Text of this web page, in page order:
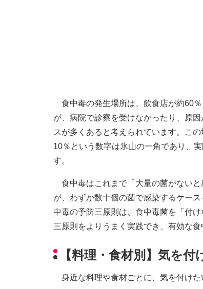
食中毒の発生場所は、飲食店が約60
が、病院で診察を受けなかったり、原
スが多くあると考えられています。こ
10％という数字は氷山の一角であり、
す。
食中毒はこれまで「大量の菌がないと
が、わずか数十個の菌で感染するケー
中毒の予防三原則は、食中毒菌を「付
三原則をよりうまく実践でき、有効な食
【料理・食材別】気を付
身近な料理や食材ごとに、気を付けた